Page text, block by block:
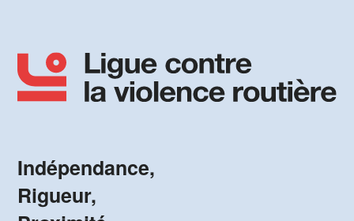
Indépendance,
Rigueur,